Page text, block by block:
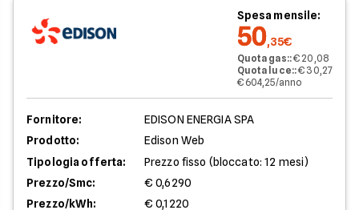
Spesa mensile:
50,35€
Quota gas::€ 20,08
Quota luce::€ 30,27
€ 604,25/anno
Fornitore:
EDISON ENERGIA SPA
Prodotto:
Edison Web
Tipologia offerta:
Prezzo fisso (bloccato: 12 mesi)
Prezzo/Smc:
€ 0,6290
Prezzo/kWh:
€ 0,1220